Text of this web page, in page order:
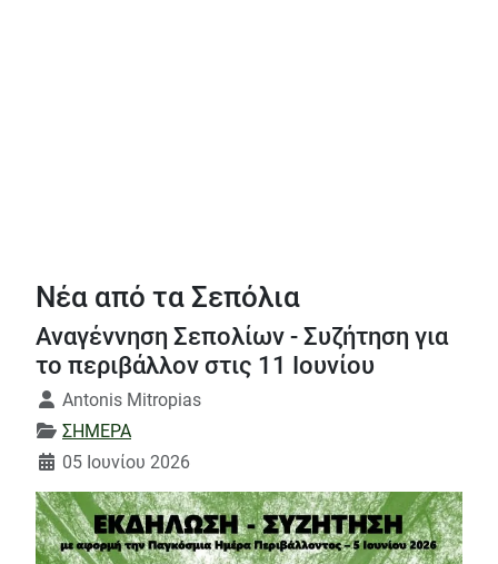
Νέα από τα Σεπόλια
Αναγέννηση Σεπολίων - Συζήτηση για
το περιβάλλον στις 11 Ιουνίου
Λεπτομέρειες
Antonis Mitropias
ΣΗΜΕΡΑ
05 Ιουνίου 2026